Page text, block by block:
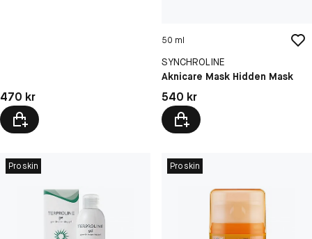
Pris: 470 kr
470 kr
50 ml
SYNCHROLINE
Aknicare Mask Hidden Mask
Pris: 540 kr
540 kr
Proskin Proskin